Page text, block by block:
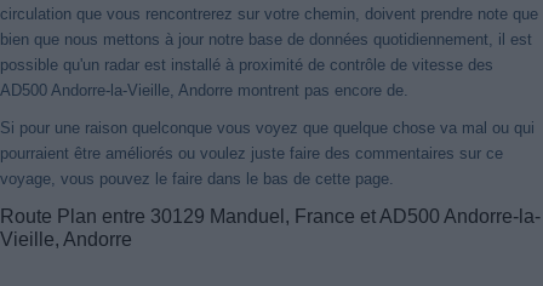
circulation que vous rencontrerez sur votre chemin, doivent prendre note que
bien que nous mettons à jour notre base de données quotidiennement, il est
possible qu'un radar est installé à proximité de contrôle de vitesse des
AD500 Andorre-la-Vieille, Andorre montrent pas encore de.
Si pour une raison quelconque vous voyez que quelque chose va mal ou qui
pourraient être améliorés ou voulez juste faire des commentaires sur ce
voyage, vous pouvez le faire dans le bas de cette page.
Route Plan entre 30129 Manduel, France et AD500 Andorre-la-
Vieille, Andorre